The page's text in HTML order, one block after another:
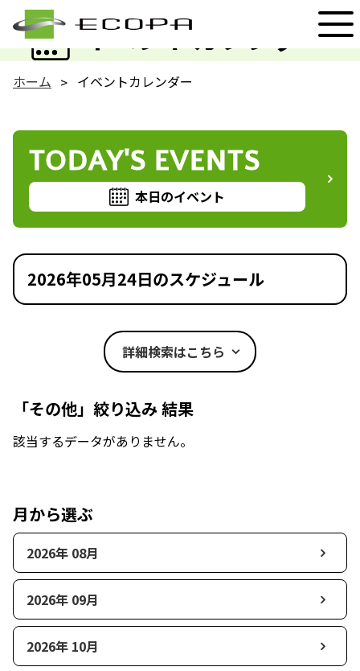
イベントカレンダー
EVENT
ホーム イベントカレンダー
TODAY'S EVENTS
本日のイベント
2026年05月24日のスケジュール
詳細検索はこちら
「その他」絞り込み 結果
該当するデータがありません。
月から選ぶ
2026年 08月
2026年 09月
2026年 10月